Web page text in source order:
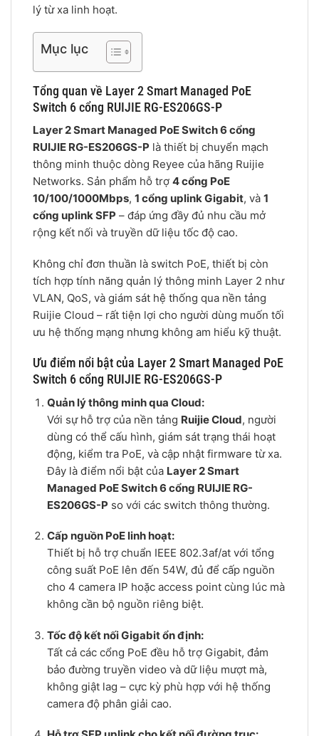
lý từ xa linh hoạt.
Mục lục
Tổng quan về Layer 2 Smart Managed PoE
Switch 6 cổng RUIJIE RG-ES206GS-P
Layer 2 Smart Managed PoE Switch 6 cổng
RUIJIE RG-ES206GS-P là thiết bị chuyển mạch
thông minh thuộc dòng Reyee của hãng Ruijie
Networks. Sản phẩm hỗ trợ 4 cổng PoE
10/100/1000Mbps, 1 cổng uplink Gigabit, và 1
cổng uplink SFP – đáp ứng đầy đủ nhu cầu mở
rộng kết nối và truyền dữ liệu tốc độ cao.
Không chỉ đơn thuần là switch PoE, thiết bị còn
tích hợp tính năng quản lý thông minh Layer 2 như
VLAN, QoS, và giám sát hệ thống qua nền tảng
Ruijie Cloud – rất tiện lợi cho người dùng muốn tối
ưu hệ thống mạng nhưng không am hiểu kỹ thuật.
Ưu điểm nổi bật của Layer 2 Smart Managed PoE
Switch 6 cổng RUIJIE RG-ES206GS-P
Quản lý thông minh qua Cloud:
Với sự hỗ trợ của nền tảng Ruijie Cloud, người
dùng có thể cấu hình, giám sát trạng thái hoạt
động, kiểm tra PoE, và cập nhật firmware từ xa.
Đây là điểm nổi bật của Layer 2 Smart
Managed PoE Switch 6 cổng RUIJIE RG-
ES206GS-P so với các switch thông thường.
Cấp nguồn PoE linh hoạt:
Thiết bị hỗ trợ chuẩn IEEE 802.3af/at với tổng
công suất PoE lên đến 54W, đủ để cấp nguồn
cho 4 camera IP hoặc access point cùng lúc mà
không cần bộ nguồn riêng biệt.
Tốc độ kết nối Gigabit ổn định:
Tất cả các cổng PoE đều hỗ trợ Gigabit, đảm
bảo đường truyền video và dữ liệu mượt mà,
không giật lag – cực kỳ phù hợp với hệ thống
camera độ phân giải cao.